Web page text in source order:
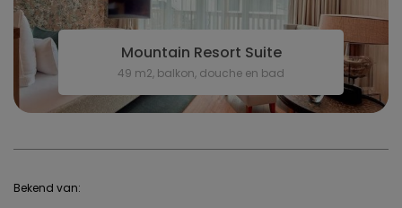
Mountain Resort Suite
49 m2, balkon, douche en bad
Bekend van: